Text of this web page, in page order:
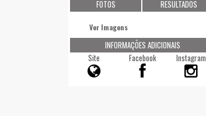
FOTOS
Ver Imagens
RESULTADOS
INFORMAÇÕES ADICIONAIS
Site
Facebook Instagram